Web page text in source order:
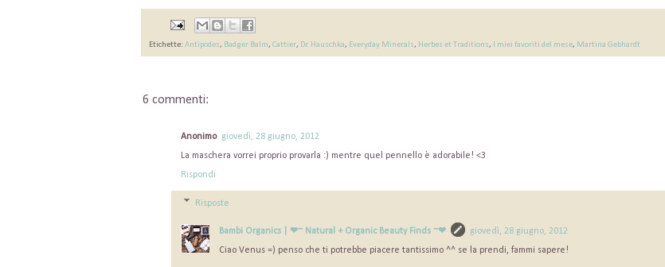
Etichette: Antipodes, Badger Balm, Cattier, Dr. Hauschka, Everyday Minerals, Herbes et Traditions, I miei favoriti del mese, Martina Gebhardt
6 commenti:
Anonimo giovedì, 28 giugno, 2012
La maschera vorrei proprio provarla :) mentre quel pennello è adorabile! <3
Rispondi
Risposte
Bambi Organics | ❤~ Natural + Organic Beauty Finds ~❤
giovedì, 28 giugno, 2012
Ciao Venus =) penso che ti potrebbe piacere tantissimo ^^ se la prendi, fammi sapere!